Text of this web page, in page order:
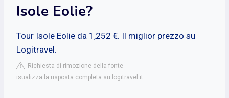
Isole Eolie?
Tour Isole Eolie da 1,252 €. Il miglior prezzo su
Logitravel.
Richiesta di rimozione della fonte
isualizza la risposta completa su logitravel.it